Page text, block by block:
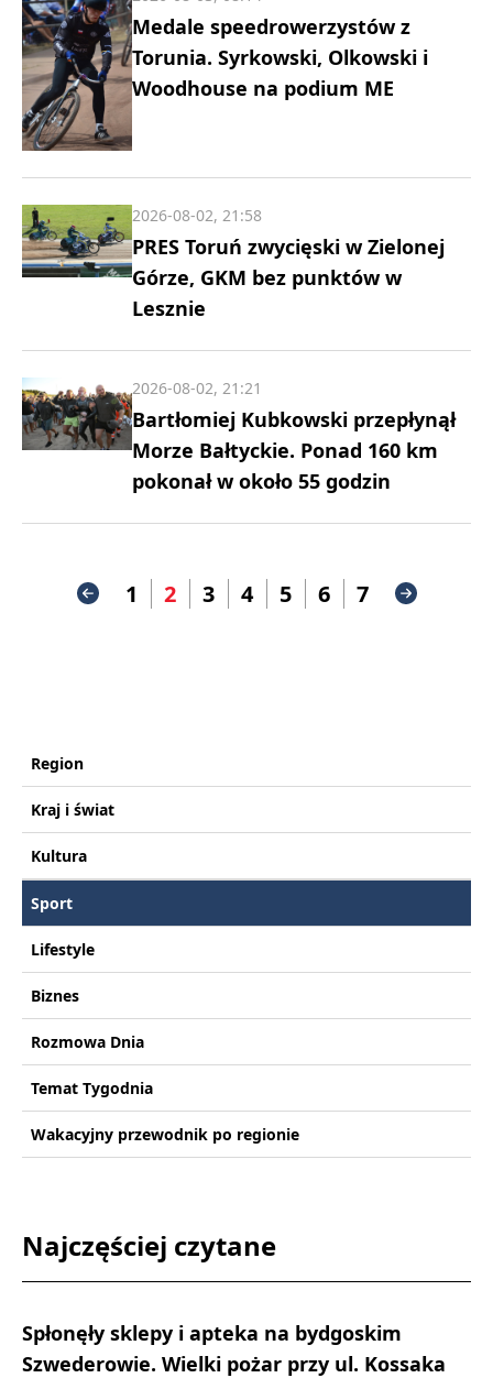
Medale speedrowerzystów z
Torunia. Syrkowski, Olkowski i
Woodhouse na podium ME
PRES Toruń zwycięski w Zielonej
Górze, GKM bez punktów w
Lesznie
2026-08-02, 21:58
Bartłomiej Kubkowski przepłynął
Morze Bałtyckie. Ponad 160 km
pokonał w około 55 godzin
2026-08-02, 21:21
1 2 3 4 5 6 7
Region
Kraj i świat
Kultura
Sport
Lifestyle
Biznes
Rozmowa Dnia
Temat Tygodnia
Wakacyjny przewodnik po regionie
Najczęściej czytane
Spłonęły sklepy i apteka na bydgoskim
Szwederowie. Wielki pożar przy ul. Kossaka